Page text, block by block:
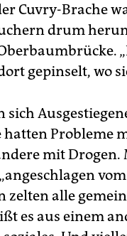
für die
die
ein Fahrrad-
über die Nutzung
nachgedacht -
und der
alles herstellen
Brücke in Schottland
verrotten kann.
thematischer
der Wahrnehmung
das Lab dann zur
Welttour
Cuvry-Brache
drum
gepinselt, wo
hatten Probleme
mit Drogen.
zelten alle
es aus einem